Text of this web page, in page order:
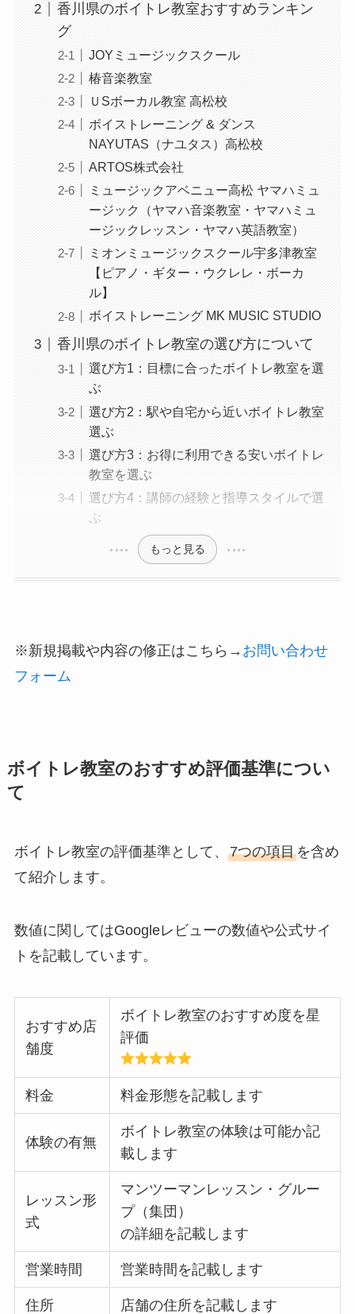
香川県のボイトレ教室おすすめランキン
グ
JOYミュージックスクール
椿音楽教室
ＵSボーカル教室 高松校
ボイストレーニング & ダンス
NAYUTAS（ナユタス）高松校
ARTOS株式会社
ミュージックアベニュー高松 ヤマハミュ
ージック（ヤマハ音楽教室・ヤマハミュ
ージックレッスン・ヤマハ英語教室）
ミオンミュージックスクール宇多津教室
【ピアノ・ギター・ウクレレ・ボーカ
ル】
ボイストレーニング MK MUSIC STUDIO
香川県のボイトレ教室の選び方について
選び方1：目標に合ったボイトレ教室を選
ぶ
選び方2：駅や自宅から近いボイトレ教室
選ぶ
選び方3：お得に利用できる安いボイトレ
教室を選ぶ
選び方4：講師の経験と指導スタイルで選
ぶ
もっと見る
※新規掲載や内容の修正はこちら→ お問い合わせ
フォーム
ボイトレ教室のおすすめ評価基準につい
て
ボイトレ教室の評価基準として、 7つの項目を含め
て紹介します。
数値に関してはGoogleレビューの数値や公式サイ
トを記載しています。
おすすめ店
舗度
ボイトレ教室のおすすめ度を星
評価
料金 料金形態を記載します
体験の有無
ボイトレ教室の体験は可能か記
載します
レッスン形
式
マンツーマンレッスン・グルー
プ（集団）
の詳細を記載します
営業時間 営業時間を記載します
住所 店舗の住所を記載します